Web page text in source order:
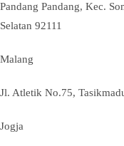
Pandang Pandang, Kec.
Selatan 92111
Malang
Jl. Atletik No.75,
Jogja